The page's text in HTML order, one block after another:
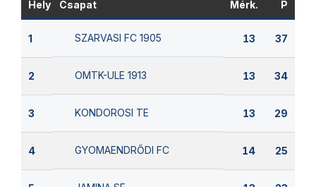
Hely Csapat Mérk. P
1 SZARVASI FC 1905 13 37
2 OMTK-ULE 1913 13 34
3 KONDOROSI TE 13 29
4 GYOMAENDRŐDI FC 14 25